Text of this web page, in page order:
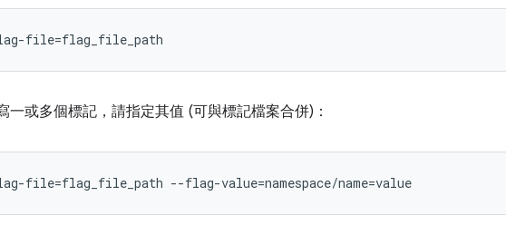
file=flag_file_path
一或多個標記，請指定其值 (可與標記檔案合併)：
file=flag_file_path --flag-value=namespace/name=value